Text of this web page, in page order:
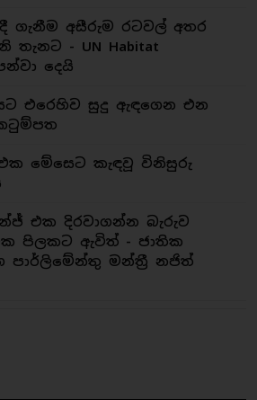
ගැනීම අසීරුම රටවල් අතර
තැනට - UN Habitat
දෙයි
එරෙහිව සුදු ඇඳගෙන එන
මේසෙට කැඳවූ විනිසුරු
එක දිරවාගන්න බැරුව
පිලකට ඇවිත් - ජාතික
පාර්ලිමේන්තු මන්ත්‍රී නජිත්